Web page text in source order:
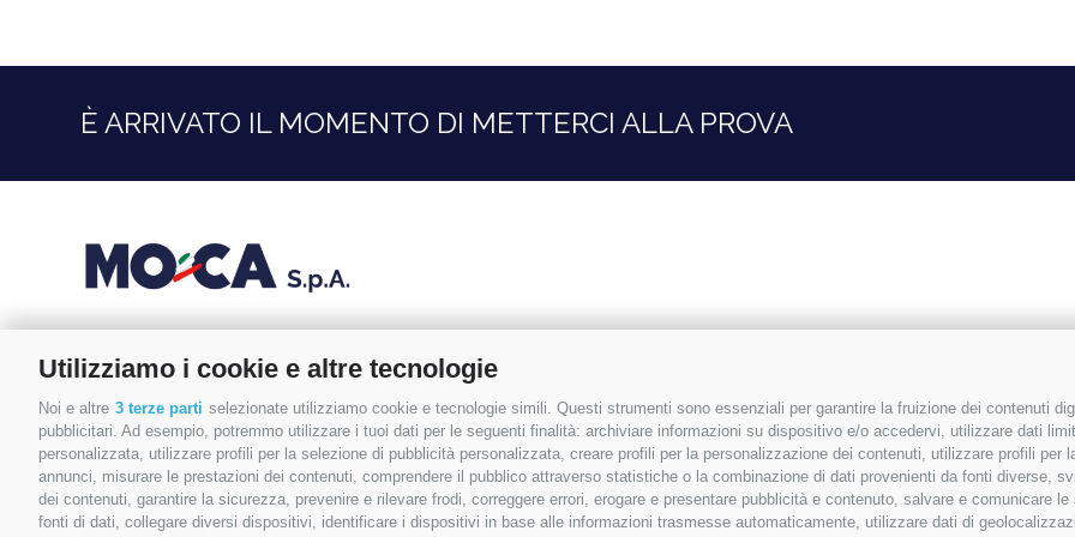
Utilizziamo i cookie e altre tecnologie
Noi e altre 3 terze parti selezionate utilizziamo cookie e tecnologie simili. Questi strumenti sono essenziali per garantire la fruizione dei contenuti
pubblicitari. Ad esempio, potremmo utilizzare i tuoi dati per le seguenti finalità: archiviare informazioni su dispositivo e/o accedervi, utilizzare dati
personalizzata, utilizzare profili per la selezione di pubblicità personalizzata, creare profili per la personalizzazione dei contenuti, utilizzare profili
annunci, misurare le prestazioni dei contenuti, comprendere il pubblico attraverso statistiche o la combinazione di dati provenienti da fonti diverse,
dei contenuti, garantire la sicurezza, prevenire e rilevare frodi, correggere errori, erogare e presentare pubblicità e contenuto, salvare e comunicare
fonti di dati, collegare diversi dispositivi, identificare i dispositivi in base alle informazioni trasmesse automaticamente, utilizzare dati di
È ARRIVATO IL MOMENTO DI METTERCI ALLA PROVA
Via Modena, 22
47853 Coriano (RN)
0541.657874
info@mocamacchinari.it